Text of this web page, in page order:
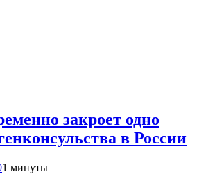
закроет одно
в России
1 минуты